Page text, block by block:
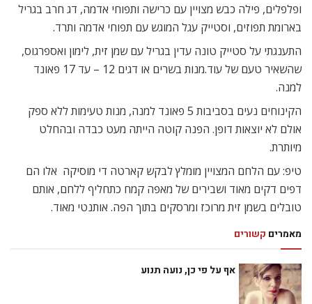
ופלפלים, פילה כבש מצויין עם כרישה ותפוחי אדמה, דג חרב בגריל
בארומת תפוזים, וסטייק עגל המוגש עם תפוחי אדמה ותרד.
התענגתי על סטייק טונה עדין בגריל עם שמן זית, לימון ואספרגוס,
שהשאיר טעם של עוד.מנות בשרים או דגים 12 – עד 17 פאונד
למנה.
הקינוחים נעים בסביבות 5 פאונד למנה, מנות טעימות ללא ספק 
אולם לא יוצאות דופן. הפנה קוטה הייתה מעט כבדה ובהחלט
מיותרת.
טיפ: עם הלחם המצויין מומלץ לבקש קארטה די מוסיקה  אלו הם
דפים דקים מאוד ושבירים של מאפה קמח כתחליף ללחם, אותם
טובלים בשמן זית מרוכז ומרסקים בתוך הפה. אותנטי מאוד.
מאמרים קשורים
אף על פי כן, נועה תנוע